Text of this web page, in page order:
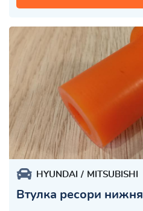
HYUNDAI MITSUBISHI
Втулка ресори нижня